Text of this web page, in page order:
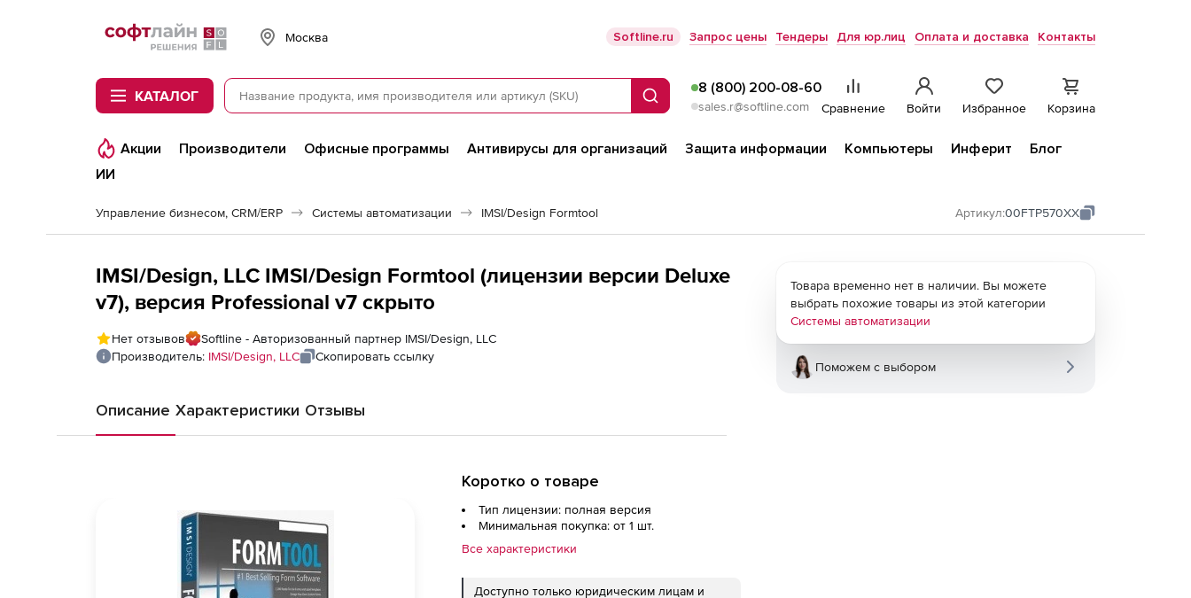
Softline
Москва Softline.ru Запрос цены Тендеры Для юр.лиц Оплата и доставка Контакты
КАТАЛОГ Поиск
8 (800) 200-08-60
sales.r@softline.com Сравнение Войти Избранное Корзина
Акции Производители Офисные программы Антивирусы для организаций Защита информации Компьютеры Инферит
Блог
ИИ
Управление бизнесом, CRM/ERP Системы автоматизации IMSI/Design Formtool Артикул:00FTP570XX
IMSI/Design, LLC IMSI/Design Formtool (лицензии версии Deluxe
v7), версия Professional v7 скрыто
Нет отзывов
Softline - Авторизованный партнер IMSI/Design, LLC
Производитель: IMSI/Design, LLC Скопировать ссылку
Описание Характеристики Отзывы
Коротко о товаре
Тип лицензии: полная версия
Минимальная покупка: от 1 шт.
Все характеристики
Доступно только юридическим лицам и
Товара временно нет в наличии. Вы можете
выбрать похожие товары из этой категории
Системы автоматизации
Поможем с выбором